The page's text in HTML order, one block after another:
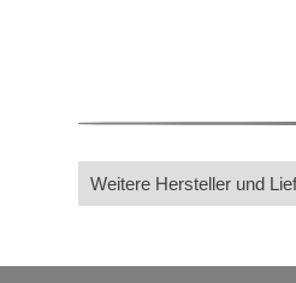
Weitere Hersteller und